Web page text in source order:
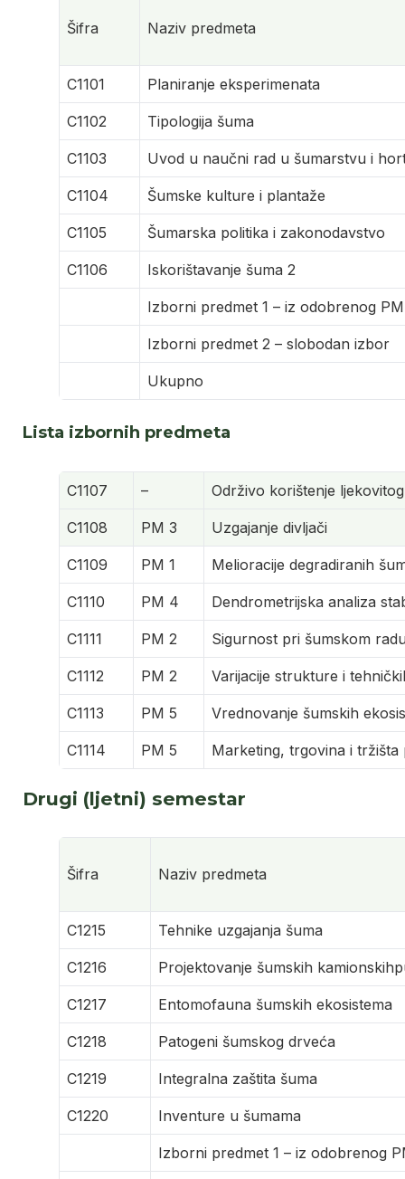
Šifra Naziv predmeta
C1101 Planiranje eksperimenata
C1102 Tipologija šuma
C1103 Uvod u naučni rad u šumarstvu i
C1104 Šumske kulture i plantaže
C1105 Šumarska politika i zakonodavstvo
C1106 Iskorištavanje šuma 2
Izborni predmet 1 – iz odobrenog PM
Izborni predmet 2 – slobodan izbor
Ukupno
Lista izbornih predmeta
C1107 – Održivo korištenje
C1108 PM 3 Uzgajanje divljači
C1109 PM 1 Melioracije degradiranih
C1110 PM 4 Dendrometrijska analiza
C1111 PM 2 Sigurnost pri šumskom
C1112 PM 2 Varijacije strukture i
C1113 PM 5 Vrednovanje šumskih
C1114 PM 5 Marketing, trgovina i
Drugi (ljetni) semestar
Šifra Naziv predmeta
C1215 Tehnike uzgajanja šuma
C1216 Projektovanje šumskih
C1217 Entomofauna šumskih ekosistema
C1218 Patogeni šumskog drveća
C1219 Integralna zaštita šuma
C1220 Inventure u šumama
Izborni predmet 1 – iz odobrenog